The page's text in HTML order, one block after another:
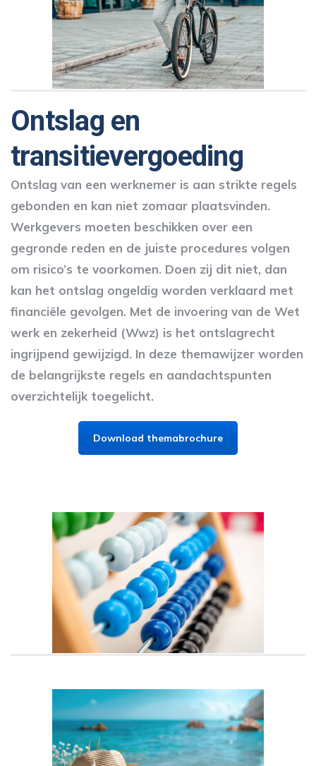
Ontslag en
transitievergoeding
Ontslag van een werknemer is aan strikte regels
gebonden en kan niet zomaar plaatsvinden.
Werkgevers moeten beschikken over een
gegronde reden en de juiste procedures volgen
om risico’s te voorkomen. Doen zij dit niet, dan
kan het ontslag ongeldig worden verklaard met
financiële gevolgen. Met de invoering van de Wet
werk en zekerheid (Wwz) is het ontslagrecht
ingrijpend gewijzigd. In deze themawijzer worden
de belangrijkste regels en aandachtspunten
overzichtelijk toegelicht.
Download themabrochure